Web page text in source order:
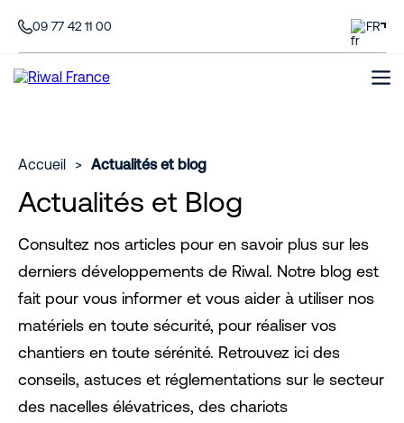
09 77 42 11 00 FR
Accueil > Actualités et blog
Actualités et Blog
Consultez nos articles pour en savoir plus sur les
derniers développements de Riwal. Notre blog est
fait pour vous informer et vous aider à utiliser nos
matériels en toute sécurité, pour réaliser vos
chantiers en toute sérénité. Retrouvez ici des
conseils, astuces et réglementations sur le secteur
des nacelles élévatrices, des chariots